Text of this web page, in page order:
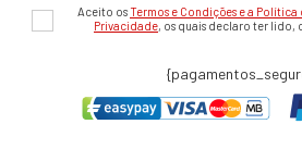
Aceito osTermos e Condições e a
Privacidade, os quais declaro ter lido,